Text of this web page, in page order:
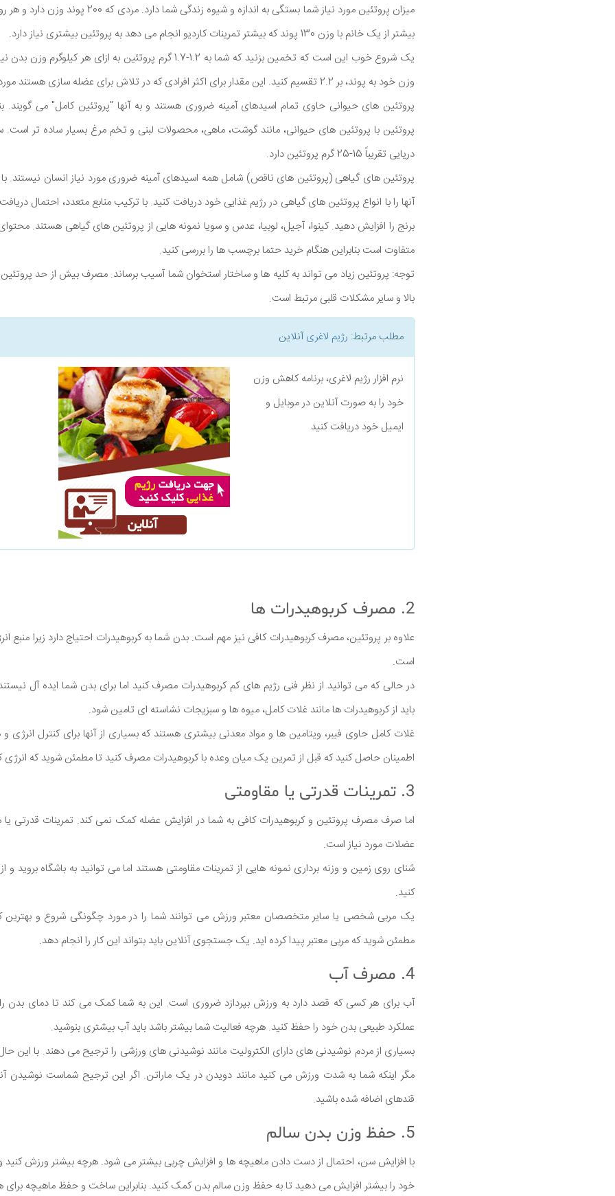
میزان پروتئین مورد نیاز شما بستگی به اندازه و شیوه
بیشتر از یک خانم با وزن 130 پوند که بیشتر تمرینات کاردیو انجام می دهد به پروتئین بیشتری نیاز دارد.
یک شروع خوب این است که تخمین بزنید که شما به 1.2-1.7 گرم پروتئین به ازای
وزن خود به پوند، بر 2.2 تقسیم کنید. این مقدار برای اکثر افرادی که در تلاش برای عضله سازی هستند مورد نیاز است.
پروتئین های حیوانی حاوی تمام اسیدهای آمینه ضروری هستند و به آنها "پروتئین کامل" می گویند.
پروتئین با پروتئین های حیوانی، مانند گوشت، ماهی، محصولات لبنی و تخم مرغ بسیار ساده تر
دریایی تقریباً 15-25 گرم پروتئین دارد.
پروتئین های گیاهی (پروتئین های ناقص) شامل همه اسیدهای آمینه ضروری مورد نیاز انسان
آنها را با انواع پروتئین های گیاهی در رژیم غذایی خود دریافت کنید. با ترکیب منابع متعدد، احتمال
برنج را افزایش دهید. کینوا، آجیل، لوبیا، عدس و سویا نمونه هایی از پروتئین های گیاهی هستند.
متفاوت است بنابراین هنگام خرید حتما برچسب ها را بررسی کنید.
توجه: پروتئین زیاد می تواند به کلیه ها و ساختار استخوان شما آسیب برساند. مصرف بیش از حد پروتئین
بالا و سایر مشکلات قلبی مرتبط است.
مطلب مرتبط: رژیم لاغریآنلاین
نرم افزار رژیم لاغری، برنامه کاهش وزن
خود را به صورت آنلاین در موبایل و
ایمیل خود دریافت کنید
2. مصرف کربوهیدرات ها
علاوه بر پروتئین، مصرف کربوهیدرات کافی نیز مهم است. بدن شما به کربوهیدرات احتیاج دارد زیرا منبع
است.
در حالی که می توانید از نظر فنی رژیم های کم کربوهیدرات مصرف کنید اما برای بدن شما ایده آل
باید از کربوهیدرات ها مانند غلات کامل، میوه ها و سبزیجات نشاسته ای تامین شود.
غلات کامل حاوی فیبر، ویتامین ها و مواد معدنی بیشتری هستند که بسیاری از آنها برای کنترل انرژی
اطمینان حاصل کنید که قبل از تمرین یک میان وعده با کربوهیدرات مصرف کنید تا مطمئن شوید که انرژی
3. تمرینات قدرتی یا مقاومتی
اما صرف مصرف پروتئین و کربوهیدرات کافی به شما در افزایش عضله کمک نمی کند. تمرینات قدرتی
عضلات مورد نیاز است.
شنای روی زمین و وزنه برداری نمونه هایی از تمرینات مقاومتی هستند اما می توانید به باشگاه بروید و
کنید.
یک مربی شخصی یا سایر متخصصان معتبر ورزش می توانند شما را در مورد چگونگی شروع و بهترین
مطمئن شوید که مربی معتبر پیدا کرده اید. یک جستجوی آنلاین باید بتواند این کار را انجام دهد.
4. مصرف آب
آب برای هر کسی که قصد دارد به ورزش بپردازد ضروری است. این به شما کمک می کند تا دمای بدن
عملکرد طبیعی بدن خود را حفظ کنید. هرچه فعالیت شما بیشتر باشد باید آب بیشتری بنوشید.
بسیاری از مردم نوشیدنی های دارای الکترولیت مانند نوشیدنی های ورزشی را ترجیح می دهند. با این
مگر اینکه شما به شدت ورزش می کنید مانند دویدن در یک ماراتن. اگر این ترجیح شماست نوشیدن
قندهای اضافه شده باشید.
5. حفظ وزن بدن سالم
با افزایش سن، احتمال از دست دادن ماهیچه ها و افزایش چربی بیشتر می شود. هرچه بیشتر ورزش کنید
خود را بیشتر افزایش می دهید تا به حفظ وزن سالم بدن کمک کنید. بنابراین ساخت و حفظ ماهیچه